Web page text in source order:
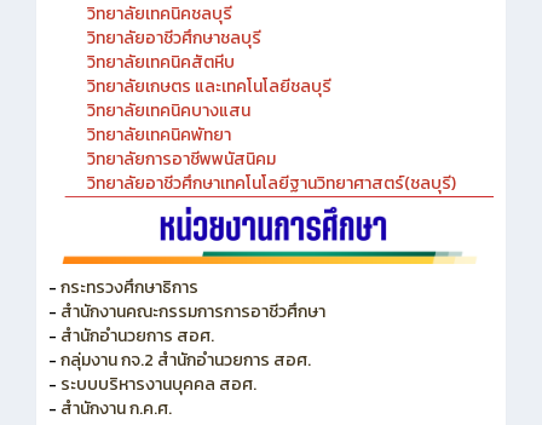
วิทยาลัยเทคนิคชลบุรี
วิทยาลัยอาชีวศึกษาชลบุรี
วิทยาลัยเทคนิคสัตหีบ
วิทยาลัยเกษตร และเทคโนโลยีชลบุรี
วิทยาลัยเทคนิคบางแสน
วิทยาลัยเทคนิคพัทยา
วิทยาลัยการอาชีพพนัสนิคม
วิทยาลัยอาชีวศึกษาเทคโนโลยีฐานวิทยาศาสตร์(ชลบุรี)
-กระทรวงศึกษาธิการ
- สำนักงานคณะกรรมการการอาชีวศึกษา
- สำนักอำนวยการ สอศ.
-กลุ่มงาน กจ.2 สำนักอำนวยการ สอศ.
- ระบบบริหารงานบุคคล สอศ.
- สำนักงาน ก.ค.ศ.